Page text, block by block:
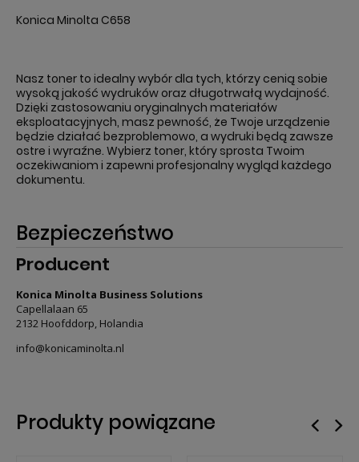
Konica Minolta C658
Nasz toner to idealny wybór dla tych, którzy cenią sobie
wysoką jakość wydruków oraz długotrwałą wydajność.
Dzięki zastosowaniu oryginalnych materiałów
eksploatacyjnych, masz pewność, że Twoje urządzenie
będzie działać bezproblemowo, a wydruki będą zawsze
ostre i wyraźne. Wybierz toner, który sprosta Twoim
oczekiwaniom i zapewni profesjonalny wygląd każdego
dokumentu.
Bezpieczeństwo
Producent
Konica Minolta Business Solutions
Capellalaan 65
2132 Hoofddorp, Holandia
info@konicaminolta.nl
Produkty powiązane